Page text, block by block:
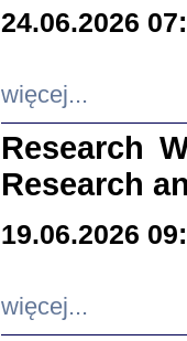
24.06.2026
więcej...
Research
Research
19.06.2026
więcej...